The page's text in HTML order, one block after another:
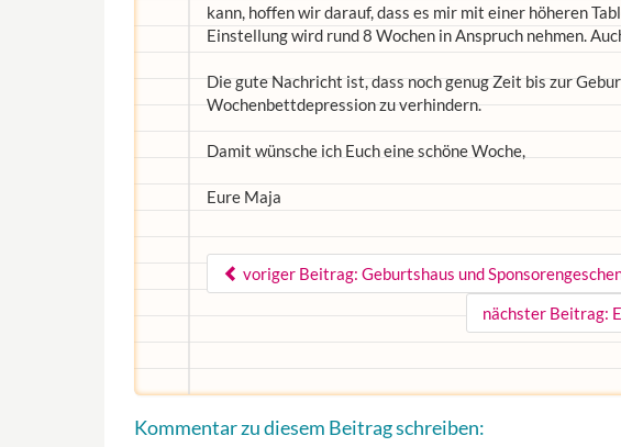
kann, hoffen wir darauf, dass es mir mit einer höheren
Einstellung wird rund 8 Wochen in Anspruch nehmen.
Die gute Nachricht ist, dass noch genug Zeit bis zur
Wochenbettdepression zu verhindern.
Damit wünsche ich Euch eine schöne Woche,
Eure Maja
voriger Beitrag: Geburtshaus und
nächster Beitrag:
Kommentar zu diesem Beitrag schreiben: